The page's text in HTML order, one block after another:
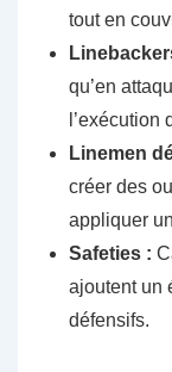
tout en
qu’en
l’exécution
Linemen
créer des
appliquer
Safeties :
ajoutent un
défensifs.